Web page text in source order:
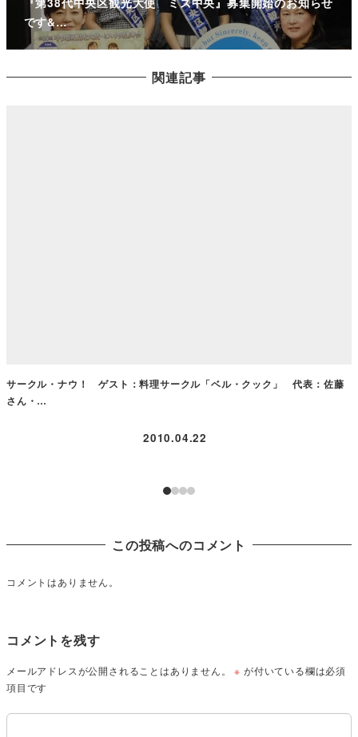
です&…
関連記事
サークル・ナウ！ ゲスト：料理サークル「ベル・クック」 代表：佐藤
さん・…
2010.04.22
この投稿へのコメント
コメントはありません。
コメントを残す
メールアドレスが公開されることはありません。 ※ が付いている欄は必須
項目です